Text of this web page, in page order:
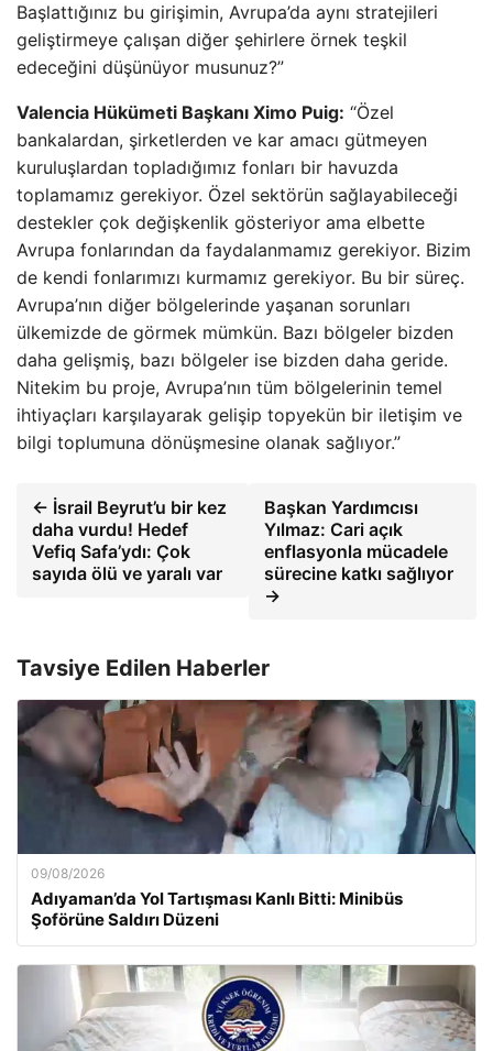
Başlattığınız bu girişimin, Avrupa’da aynı stratejileri
geliştirmeye çalışan diğer şehirlere örnek teşkil
edeceğini düşünüyor musunuz?”
Valencia Hükümeti Başkanı Ximo Puig: “Özel
bankalardan, şirketlerden ve kar amacı gütmeyen
kuruluşlardan topladığımız fonları bir havuzda
toplamamız gerekiyor. Özel sektörün sağlayabileceği
destekler çok değişkenlik gösteriyor ama elbette
Avrupa fonlarından da faydalanmamız gerekiyor. Bizim
de kendi fonlarımızı kurmamız gerekiyor. Bu bir süreç.
Avrupa’nın diğer bölgelerinde yaşanan sorunları
ülkemizde de görmek mümkün. Bazı bölgeler bizden
daha gelişmiş, bazı bölgeler ise bizden daha geride.
Nitekim bu proje, Avrupa’nın tüm bölgelerinin temel
ihtiyaçları karşılayarak gelişip topyekün bir iletişim ve
bilgi toplumuna dönüşmesine olanak sağlıyor.”
← İsrail Beyrut’u bir kez
daha vurdu! Hedef
Vefiq Safa’ydı: Çok
sayıda ölü ve yaralı var
Başkan Yardımcısı
Yılmaz: Cari açık
enflasyonla mücadele
sürecine katkı sağlıyor
→
Tavsiye Edilen Haberler
09/08/2026
Adıyaman’da Yol Tartışması Kanlı Bitti: Minibüs
Şoförüne Saldırı Düzeni